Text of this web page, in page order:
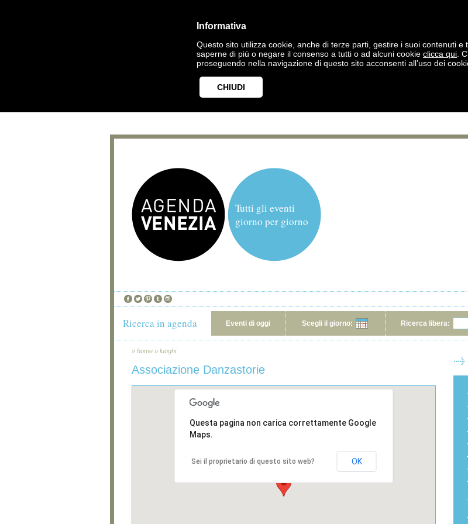
Informativa
Questo sito utilizza cookie, anche di terze parti, gestire i suoi contenuti e
saperne di più o negare il consenso a tutti o ad alcuni cookie clicca qui .
proseguendo nella navigazione di questo sito acconsenti all’uso dei
CHIUDI
Tutti gli eventi
giorno per giorno
Ricerca in agenda Eventi di oggi Scegli il giorno: Ricerca libera:
» home » luoghi
Associazione Danzastorie
Questa pagina non carica correttamente Google
Maps.
Sei il proprietario di questo sito web? OK